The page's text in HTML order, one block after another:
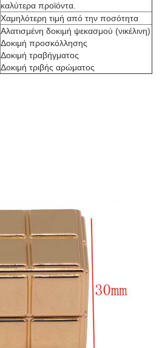
καλύτερα προϊόντα.
Χαμηλότερη τιμή από την ποσότητα
Αλατισμένη δοκιμή ψεκασμού (νικέλινη)
Δοκιμή προσκόλλησης
Δοκιμή τραβήγματος
Δοκιμή τριβής αρώματος